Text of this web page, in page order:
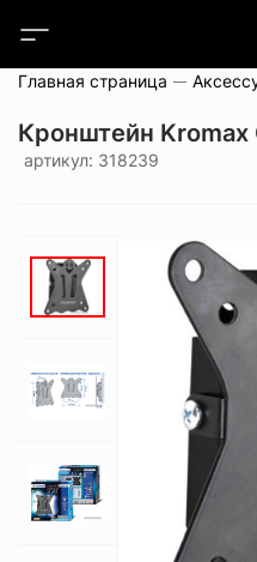
Главная страница
Кронштейн Kromax
артикул: 318239